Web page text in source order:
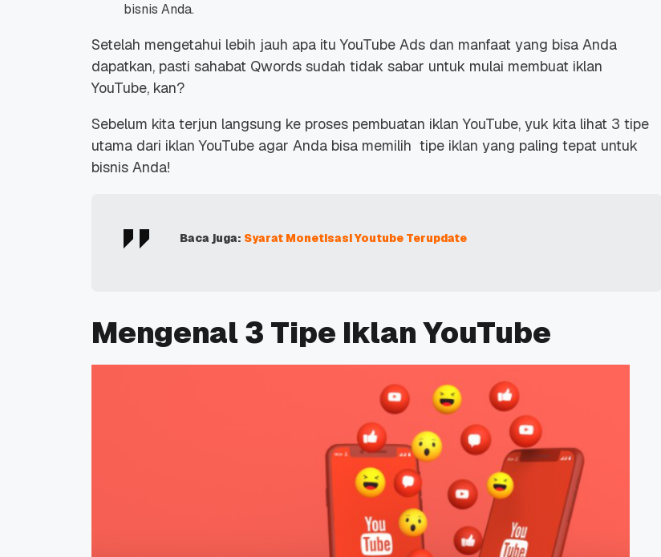
bisnis Anda.
Setelah mengetahui lebih jauh apa itu YouTube Ads dan manfaat yang bisa Anda
dapatkan, pasti sahabat Qwords sudah tidak sabar untuk mulai membuat iklan
YouTube, kan?
Sebelum kita terjun langsung ke proses pembuatan iklan YouTube, yuk kita lihat 3 tipe
utama dari iklan YouTube agar Anda bisa memilih tipe iklan yang paling tepat untuk
bisnis Anda!
Baca juga: Syarat Monetisasi Youtube Terupdate
Mengenal 3 Tipe Iklan YouTube